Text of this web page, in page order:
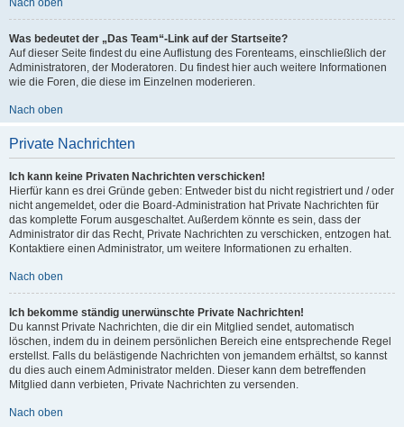
Nach oben
Was bedeutet der „Das Team“-Link auf der Startseite?
Auf dieser Seite findest du eine Auflistung des Forenteams, einschließlich der
Administratoren, der Moderatoren. Du findest hier auch weitere Informationen
wie die Foren, die diese im Einzelnen moderieren.
Nach oben
Private Nachrichten
Ich kann keine Privaten Nachrichten verschicken!
Hierfür kann es drei Gründe geben: Entweder bist du nicht registriert und / oder
nicht angemeldet, oder die Board-Administration hat Private Nachrichten für
das komplette Forum ausgeschaltet. Außerdem könnte es sein, dass der
Administrator dir das Recht, Private Nachrichten zu verschicken, entzogen hat.
Kontaktiere einen Administrator, um weitere Informationen zu erhalten.
Nach oben
Ich bekomme ständig unerwünschte Private Nachrichten!
Du kannst Private Nachrichten, die dir ein Mitglied sendet, automatisch
löschen, indem du in deinem persönlichen Bereich eine entsprechende Regel
erstellst. Falls du belästigende Nachrichten von jemandem erhältst, so kannst
du dies auch einem Administrator melden. Dieser kann dem betreffenden
Mitglied dann verbieten, Private Nachrichten zu versenden.
Nach oben